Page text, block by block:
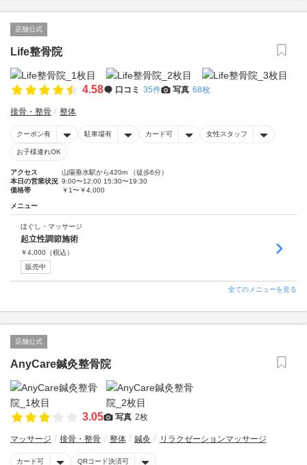
店舗公式
Life整骨院
4.58 口コミ 35件 写真 68枚
接骨・整骨 整体
クーポン有 駐車場有 カード可 女性スタッフ
お子様連れOK
アクセス
山陽垂水駅から420m （徒歩6分）
本日の営業状況 9:00〜12:00 15:30〜19:30
価格帯
￥1〜￥4,000
メニュー
ほぐし・マッサージ
起立性調節施術
￥4,000 （税込）
販売中
全てのメニューを見る
店舗公式
AnyCare鍼灸整骨院
3.05 写真 2枚
マッサージ 接骨・整骨 整体 鍼灸 リラクゼーションマッサージ
カード可 QRコード決済可